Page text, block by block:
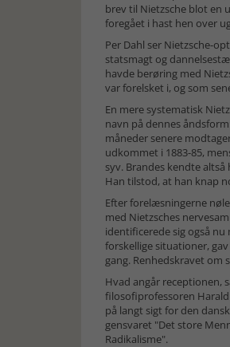
brev til Nietzsche blot en
foregået i hast hen over
Per Dahl ser Nietzsche-
statsmagt og
havde berøring med
var forelsket i, og som
En mere systematisk
navn på dennes
måneder senere
udkommet i 1883-85,
syv. Brandes kendte
Han tilstod, at han knap
Efter forelæsningerne
med Nietzsches
identificerede sig også
forskellige situationer,
gang. Renhedskravet
Hvad angår receptionen,
filosofiprofessoren
på langt sigt for den
gensvaret "Det store
Radikalisme".